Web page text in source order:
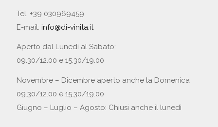
Tel. +39 030969459
E-mail: info@di-vinita.it
Aperto dal Lunedì al Sabato:
09.30/12.00 e 15.30/19.00
Novembre – Dicembre aperto anche la Domenica
09.30/12.00 e 15.30/19.00
Giugno – Luglio – Agosto: Chiusi anche il lunedì